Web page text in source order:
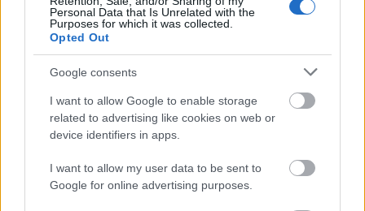
Personal Data that Is Unrelated with the
Purposes for which it was collected.
Opted Out
Google consents
I want to allow Google to enable storage
related to advertising like cookies on web or
device identifiers in apps.
I want to allow my user data to be sent to
Google for online advertising purposes.
színfalak mögött, és emiatt - most kivételesen -
büszke is vagyok magamra."- mesélte Eleni.
A bulihangulatróla Szerencsekerék élő zenekara
Játékosként pedig olyan hírességek próbálják majd
ki magukat, mint
Aurélio,